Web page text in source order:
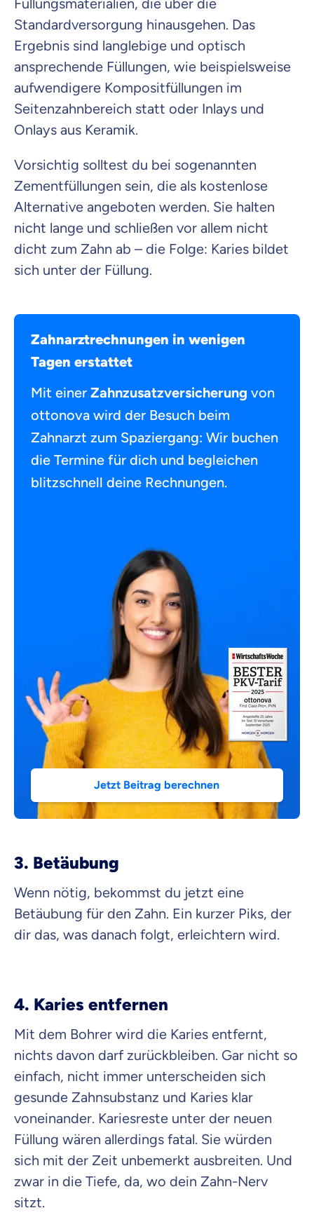
Füllungsmaterialien, die über die
Standardversorgung hinausgehen. Das
Ergebnis sind langlebige und optisch
ansprechende Füllungen, wie beispielsweise
aufwendigere Kompositfüllungen im
Seitenzahnbereich statt oder Inlays und
Onlays aus Keramik.
Vorsichtig solltest du bei sogenannten
Zementfüllungen sein, die als kostenlose
Alternative angeboten werden. Sie halten
nicht lange und schließen vor allem nicht
dicht zum Zahn ab – die Folge: Karies bildet
sich unter der Füllung.
Zahnarztrechnungen in wenigen
Tagen erstattet
Mit einerZahnzusatzversicherung von
ottonova wird der Besuch beim
Zahnarzt zum Spaziergang: Wir buchen
die Termine für dich und begleichen
blitzschnell deine Rechnungen.
Jetzt Beitrag berechnen
3. Betäubung
Wenn nötig, bekommst du jetzt eine
Betäubung für den Zahn. Ein kurzer Piks, der
dir das, was danach folgt, erleichtern wird.
4. Karies entfernen
Mit dem Bohrer wird die Karies entfernt,
nichts davon darf zurückbleiben. Gar nicht so
einfach, nicht immer unterscheiden sich
gesunde Zahnsubstanz und Karies klar
voneinander. Kariesreste unter der neuen
Füllung wären allerdings fatal. Sie würden
sich mit der Zeit unbemerkt ausbreiten. Und
zwar in die Tiefe, da, wo dein Zahn-Nerv
sitzt.